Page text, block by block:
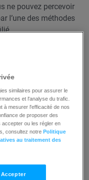
ne pouvez percevoir
l’une des méthodes
similaires pour assurer le
et l'analyse du trafic.
à mesurer l'efficacité de nos
de proposer des
accepter ou les régler en
consultez notrePolitique
au traitement des
Accepter